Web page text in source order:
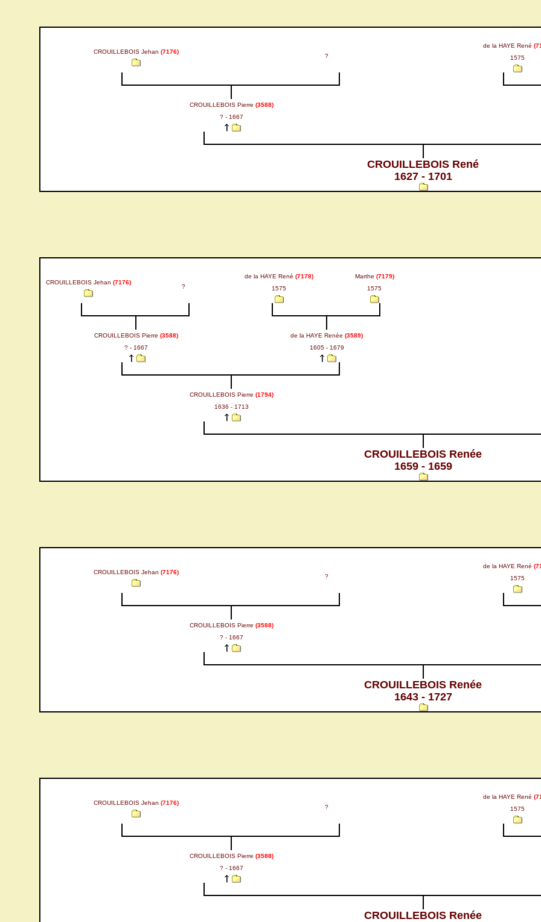
CROUILLEBOIS Jehan (7176)
?
de la HAYE René
1575
CROUILLEBOIS Pierre (3588)
? - 1667
CROUILLEBOIS René
1627 - 1701
CROUILLEBOIS Jehan (7176)
?
de la HAYE René (7178)
1575
Marthe (7179)
1575
CROUILLEBOIS Pierre (3588)
? - 1667
de la HAYE Renée (3589)
1605 - 1679
CROUILLEBOIS Pierre (1794)
1636 - 1713
CROUILLEBOIS Renée
1659 - 1659
CROUILLEBOIS Jehan (7176)
?
de la HAYE René
1575
CROUILLEBOIS Pierre (3588)
? - 1667
CROUILLEBOIS Renée
1643 - 1727
CROUILLEBOIS Jehan (7176)
?
de la HAYE René
1575
CROUILLEBOIS Pierre (3588)
? - 1667
CROUILLEBOIS Renée